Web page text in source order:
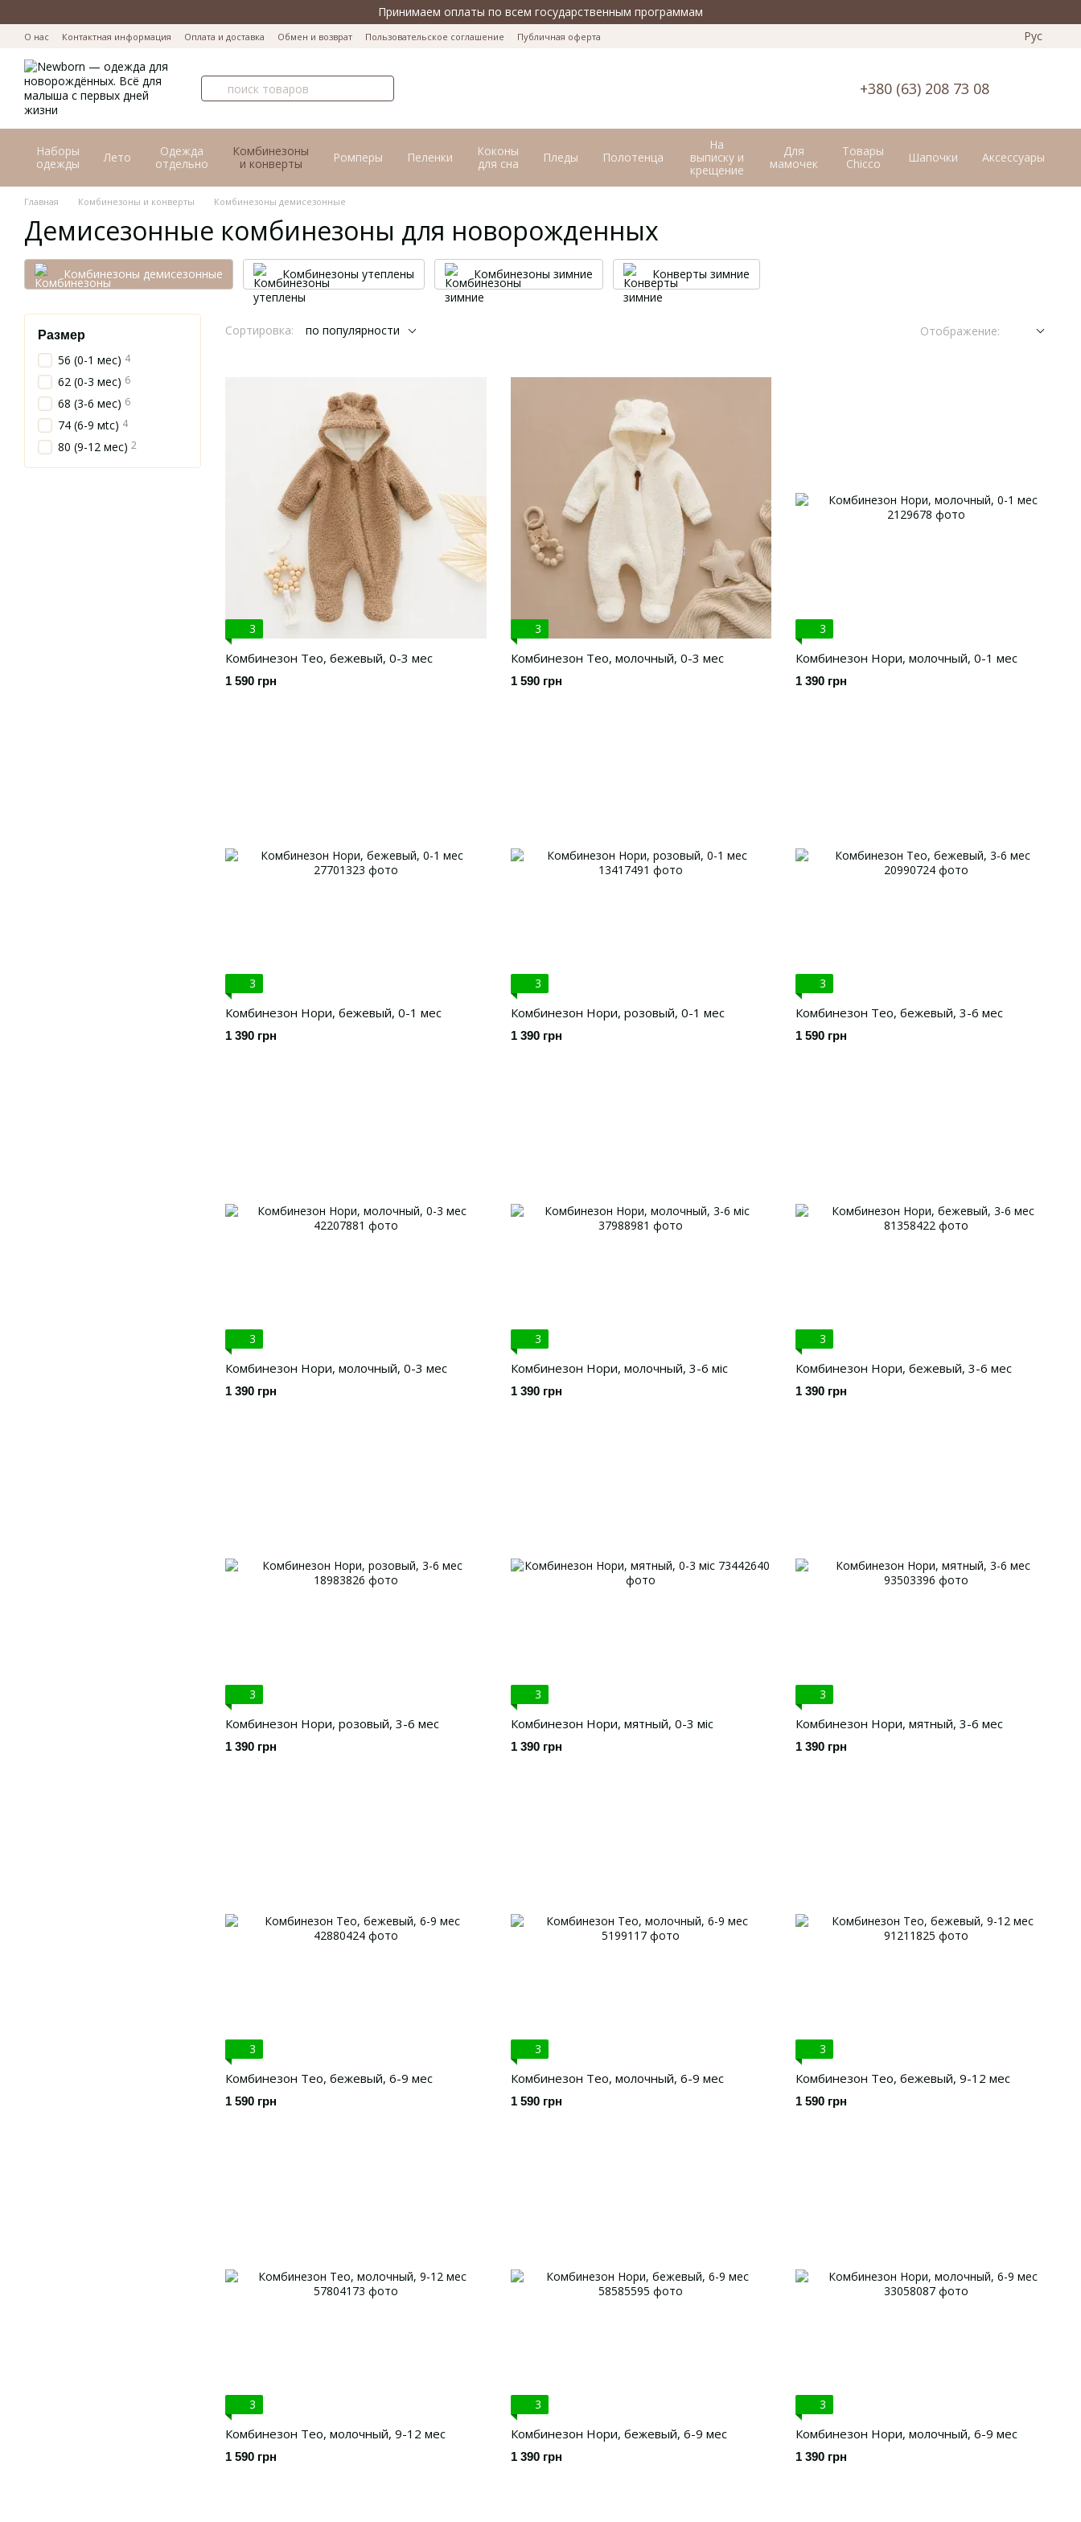
Принимаем оплаты по всем государственным программам
О нас Контактная информация Оплата и доставка Обмен и возврат Пользовательское соглашение Публичная оферта Рус
+380 (63) 208 73 08
Наборы
одежды
Лето
Одежда
отдельно
Комбинезоны
и конверты
Ромперы Пеленки
Коконы
для сна
Пледы Полотенца
На
выписку и
крещение
Для
мамочек
Товары
Chicco
Шапочки Аксессуары
Главная Комбинезоны и конверты Комбинезоны демисезонные
Демисезонные комбинезоны для новорожденных
Комбинезоны демисезонные Комбинезоны утеплены Комбинезоны зимние Конверты зимние
Сортировка: по популярности Отображение:
3
Комбинезон Тео, бежевый, 0-3 мес
1 590 грн
3
Комбинезон Тео, молочный, 0-3 мес
1 590 грн
3
Комбинезон Нори, молочный, 0-1 мес
1 390 грн
3
Комбинезон Нори, бежевый, 0-1 мес
1 390 грн
3
Комбинезон Нори, розовый, 0-1 мес
1 390 грн
3
Комбинезон Тео, бежевый, 3-6 мес
1 590 грн
3
Комбинезон Нори, молочный, 0-3 мес
1 390 грн
3
Комбинезон Нори, молочный, 3-6 міс
1 390 грн
3
Комбинезон Нори, бежевый, 3-6 мес
1 390 грн
3
Комбинезон Нори, розовый, 3-6 мес
1 390 грн
3
Комбинезон Нори, мятный, 0-3 міс
1 390 грн
3
Комбинезон Нори, мятный, 3-6 мес
1 390 грн
3
Комбинезон Тео, бежевый, 6-9 мес
1 590 грн
3
Комбинезон Тео, молочный, 6-9 мес
1 590 грн
3
Комбинезон Тео, бежевый, 9-12 мес
1 590 грн
3
Комбинезон Тео, молочный, 9-12 мес
1 590 грн
3
Комбинезон Нори, бежевый, 6-9 мес
1 390 грн
3
Комбинезон Нори, молочный, 6-9 мес
1 390 грн
Размер
56 (0-1 мес) 4
62 (0-3 мес) 6
68 (3-6 мес) 6
74 (6-9 мtс) 4
80 (9-12 мес) 2